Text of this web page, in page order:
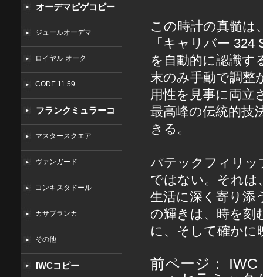
オーデマピゲコピー
ジュールオーデマ
ロイヤル オーク
CODE 11.59
フランクミュラーコ
ピーマスタースクエア
ヴァンガード
コンキスタドール
カサブランカ
その他
IWCコピー
この時計の真髄は
「キャリバー
を自動的に認識す
末のみ手動で調整
用性を見事に両立
最高峰の伝統的技
きる。
パテックフィリッ
ではない。それは
生活に深く寄り添
の輝きは、時を刻
に、そして確かに
前ページ： IWC